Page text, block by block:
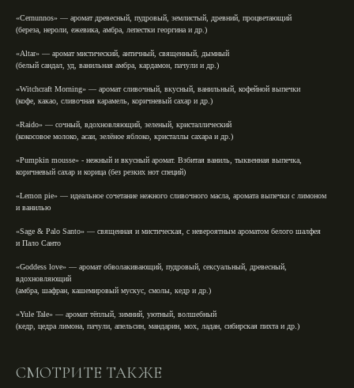
⁣«Cernunnos» — аромат древесный, пудровый, землистый, древний, процветающий⁣⁣
(береза, нероли, ежевика, амбра, лепестки георгина и др.)⁣⁣⁣⁣
⁣⁣«Altar» — аромат мистический, античный, священный, дымный
(белый сандал, уд, ванильная амбра, кардамон, пачули и др.)
⁣⁣«Witchcraft Morning» — аромат сливочный, вкусный, ванильный, кофейной выпечки
(кофе, какао, сливочная карамель, коричневый сахар и др.)
«Raido» — сочный, вдохновляющий, зеленый, кристаллический
(кокосовое молоко, асаи, зелёное яблоко, кристаллы сахара и др.)⁣⁣
«Pumpkin mousse»⁣⁣ - нежный и вкусный аромат. Взбитая ваниль, тыквенная выпечка,
коричневый сахар и корица (без резких нот специй) ⁣⁣
«Lemon pie» — идеальное сочетание нежного сливочного масла, аромата выпечки с лимоном
и ванилью
«Sage & Palo Santo» — священная и мистическая, с невероятным ароматом белого шалфея
и Пало Санто
«Goddess love» — аромат обволакивающий, пудровый, сексуальный, древесный,
вдохновляющий
(амбра, шафран, кашемировый мускус, смолы, кедр и др.)⁣⁣
«Yule Tale» — аромат тёплый, зимний, уютный, волшебный⁣⁣⠀
(кедр, цедра лимона, пачули, апельсин, мандарин, мох, ладан, сибирская пихта и др.)⁣⁣
СМОТРИТЕ ТАКЖЕ